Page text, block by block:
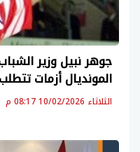
جوهر نبيل وزير
المونديال أزمات
الثلاثاء 10/02/2026 08:17 م